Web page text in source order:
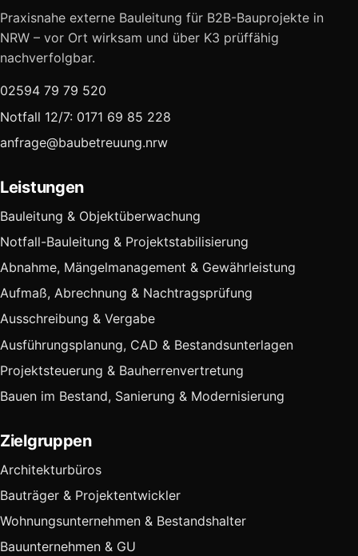
Praxisnahe externe Bauleitung für B2B-Bauprojekte in
NRW – vor Ort wirksam und über K3 prüffähig
nachverfolgbar.
02594 79 79 520
Notfall 12/7: 0171 69 85 228
anfrage@baubetreuung.nrw
Leistungen
Bauleitung & Objektüberwachung
Notfall-Bauleitung & Projektstabilisierung
Abnahme, Mängelmanagement & Gewährleistung
Aufmaß, Abrechnung & Nachtragsprüfung
Ausschreibung & Vergabe
Ausführungsplanung, CAD & Bestandsunterlagen
Projektsteuerung & Bauherrenvertretung
Bauen im Bestand, Sanierung & Modernisierung
Zielgruppen
Architekturbüros
Bauträger & Projektentwickler
Wohnungsunternehmen & Bestandshalter
Bauunternehmen & GU